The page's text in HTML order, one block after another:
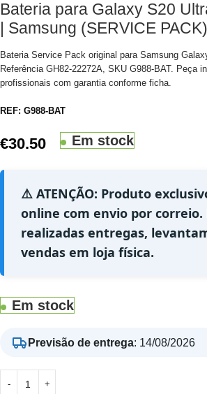
Bateria para Galaxy S20
| Samsung (SERVICE PACK)
Bateria Service Pack original para Samsung
Referência GH82-22272A, SKU G988-BAT. Peça
profissionais com garantia conforme ficha.
REF: G988-BAT
€30.50 Em stock
⚠️ ATENÇÃO: Produto
online com envio por correio.
realizadas entregas,
vendas em loja física.
Em stock
Previsão de entrega: 14/08/2026